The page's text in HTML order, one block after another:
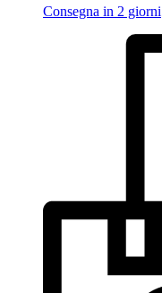
Consegna in 2 giorni